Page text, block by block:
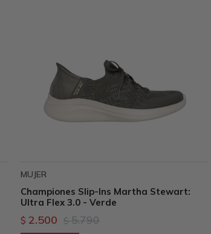
MUJER
Championes Slip-Ins Martha Stewart:
Ultra Flex 3.0 - Verde
$ 2.500 $ 5.790